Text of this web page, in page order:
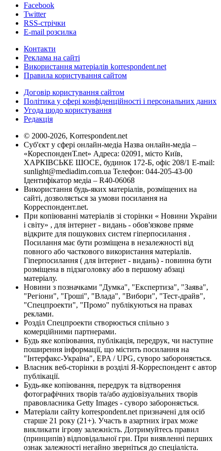
Facebook
Twitter
RSS-стрічки
E-mail розсилка
Контакти
Реклама на сайті
Використання матеріалів korrespondent.net
Правила користування сайтом
Договір користування сайтом
Політика у сфері конфіденційності і персональних даних
Угода щодо користування
Редакція
© 2000-2026, Korrespondent.net
Суб'єкт у сфері онлайн-медіа Назва онлайн-медіа –
«КореспонденТ.net» Адреса: 02091, місто Київ,
ХАРКІВСЬКЕ ШОСЕ, будинок 172-Б, офіс 208/1 E-mail:
sunlight@mediadim.com.ua Телефон: 044-205-43-00
Ідентифікатор медіа – R40-06068
Використання будь-яких матеріалів, розміщених на
сайті, дозволяється за умови посилання на
Корреспондент.net.
При копіюванні матеріалів зі сторінки « Новини України
і світу» , для інтернет - видань - обов'язкове пряме
відкрите для пошукових систем гіперпосилання .
Посилання має бути розміщена в незалежності від
повного або часткового використання матеріалів.
Гіперпосилання ( для інтернет - видань) - повинна бути
розміщена в підзаголовку або в першому абзаці
матеріалу.
Новини з позначками "Думка", "Експертиза", "Заява",
"Регіони", "Гроші", "Влада", "Вибори", "Тест-драйв",
"Спецпроекти", "Промо" публікуються на правах
реклами.
Розділ Спецпроекти створюється спільно з
комерційними партнерами.
Будь яке копіювання, публікація, передрук, чи наступне
поширення інформації, що містить посилання на
"Інтерфакс-Україна", EPA / UPG, суворо забороняється.
Власник веб-сторінки в розділі Я-Корреспондент є автор
публікації.
Будь-яке копіювання, передрук та відтворення
фотографічних творів та/або аудіовізуальних творів
правовласника Getty Images - суворо забороняється.
Матеріали сайту korrespondent.net призначені для осіб
старше 21 року (21+). Участь в азартних іграх може
викликати ігрову залежність. Дотримуйтесь правил
(принципів) відповідальної гри. При виявленні перших
ознак залежності негайно зверніться до спеціаліста.